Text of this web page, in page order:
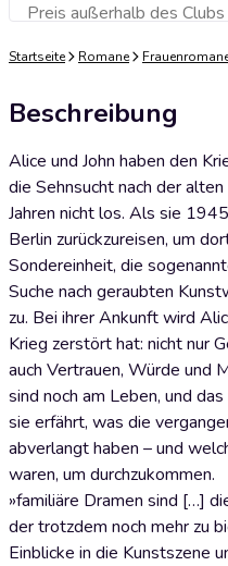
Preis außerhalb des Clubs
Zum
Startseite Romane
Beschreibung
Alice und John haben den
die Sehnsucht nach der
Jahren nicht los. Als sie
Berlin zurückzureisen, um
Sondereinheit, die
Suche nach geraubten
zu. Bei ihrer Ankunft wird
Krieg zerstört hat: nicht nur
auch Vertrauen, Würde und
sind noch am Leben, und
sie erfährt, was die
abverlangt haben – und
waren, um durchzukommen.
»familiäre Dramen sind […]
der trotzdem noch mehr zu
Einblicke in die Kunstszene